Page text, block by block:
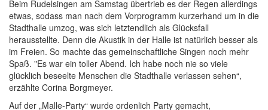
Beim Rudelsingen am Samstag übertrieb es der Regen allerdings
etwas, sodass man nach dem Vorprogramm kurzerhand um in die
Stadthalle umzog, was sich letztendlich als Glücksfall
herausstellte. Denn die Akustik in der Halle ist natürlich besser als
im Freien. So machte das gemeinschaftliche Singen noch mehr
Spaß. "Es war ein toller Abend. Ich habe noch nie so viele
glücklich beseelte Menschen die Stadthalle verlassen sehen“,
erzählte Corina Borgmeyer.
Auf der „Malle-Party“ wurde ordenlich Party gemacht,